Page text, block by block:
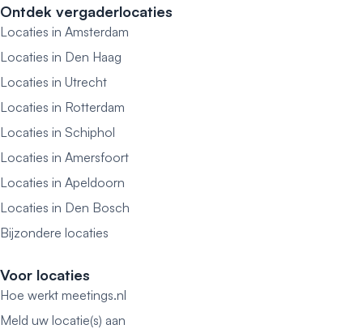
Ontdek vergaderlocaties
Locaties in Amsterdam
Locaties in Den Haag
Locaties in Utrecht
Locaties in Rotterdam
Locaties in Schiphol
Locaties in Amersfoort
Locaties in Apeldoorn
Locaties in Den Bosch
Bijzondere locaties
Voor locaties
Hoe werkt meetings.nl
Meld uw locatie(s) aan